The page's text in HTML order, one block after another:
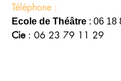
Téléphone :
Ecole de Théâtre : 06 18
Cie : 06 23 79 11 29